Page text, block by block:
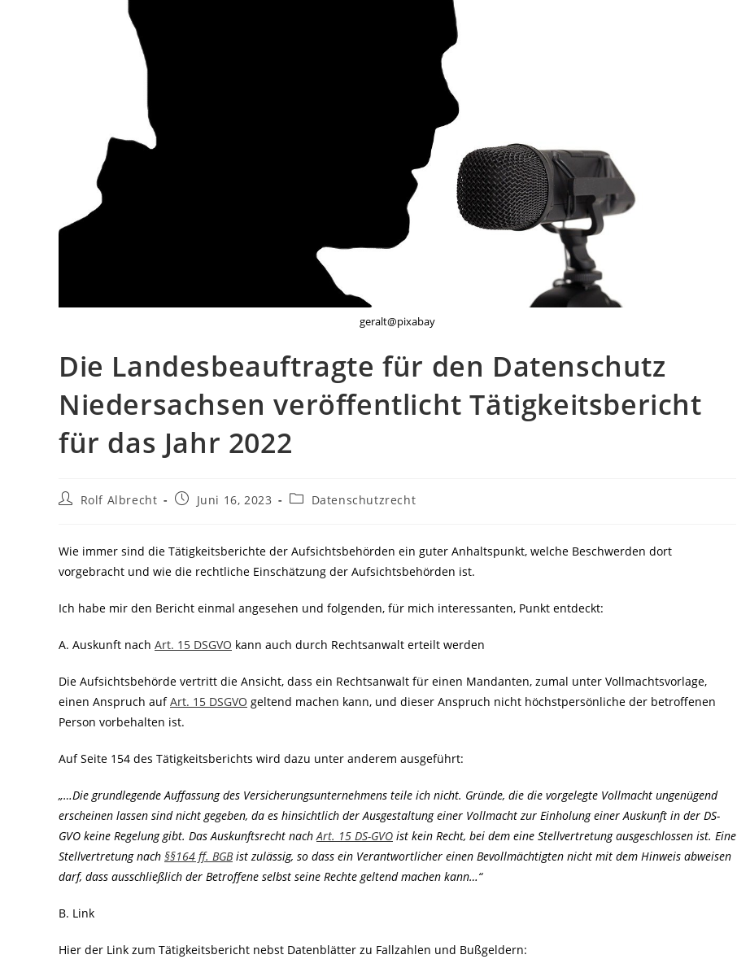
geralt@pixabay
Die Landesbeauftragte für den Datenschutz
Niedersachsen veröffentlicht Tätigkeitsbericht
für das Jahr 2022
Beitrags-
Rolf Albrecht
BeitragJuni 16, 2023
Beitrags-
Datenschutzrecht
Wie immer sind die Tätigkeitsberichte der Aufsichtsbehörden ein guter Anhaltspunkt, welche Beschwerden dort
vorgebracht und wie die rechtliche Einschätzung der Aufsichtsbehörden ist.
Ich habe mir den Bericht einmal angesehen und folgenden, für mich interessanten, Punkt entdeckt:
A. Auskunft nach Art. 15 DSGVO kann auch durch Rechtsanwalt erteilt werden
Die Aufsichtsbehörde vertritt die Ansicht, dass ein Rechtsanwalt für einen Mandanten, zumal unter Vollmachtsvorlage,
einen Anspruch aufArt. 15 DSGVO geltend machen kann, und dieser Anspruch nicht höchstpersönliche der betroffenen
Person vorbehalten ist.
Auf Seite 154 des Tätigkeitsberichts wird dazu unter anderem ausgeführt:
„…Die grundlegende Auffassung des Versicherungsunternehmens teile ich nicht. Gründe, die die vorgelegte Vollmacht ungenügend
erscheinen lassen sind nicht gegeben, da es hinsichtlich der Ausgestaltung einer Vollmacht zur Einholung einer Auskunft in der DS-
GVO keine Regelung gibt. Das Auskunftsrecht nachArt. 15 DS-GVO ist kein Recht, bei dem eine Stellvertretung ausgeschlossen ist. Eine
Stellvertretung nach §§164 ff. BGBist zulässig, so dass ein Verantwortlicher einen Bevollmächtigten nicht mit dem Hinweis abweisen
darf, dass ausschließlich der Betroffene selbst seine Rechte geltend machen kann…“
B. Link
Hier der Link zum Tätigkeitsbericht nebst Datenblätter zu Fallzahlen und Bußgeldern: